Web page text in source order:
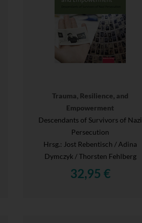
Trauma, Resilience, and
Empowerment
Descendants of Survivors of Nazi
Persecution
Hrsg.: Jost Rebentisch / Adina
Dymczyk / Thorsten Fehlberg
32,95 €